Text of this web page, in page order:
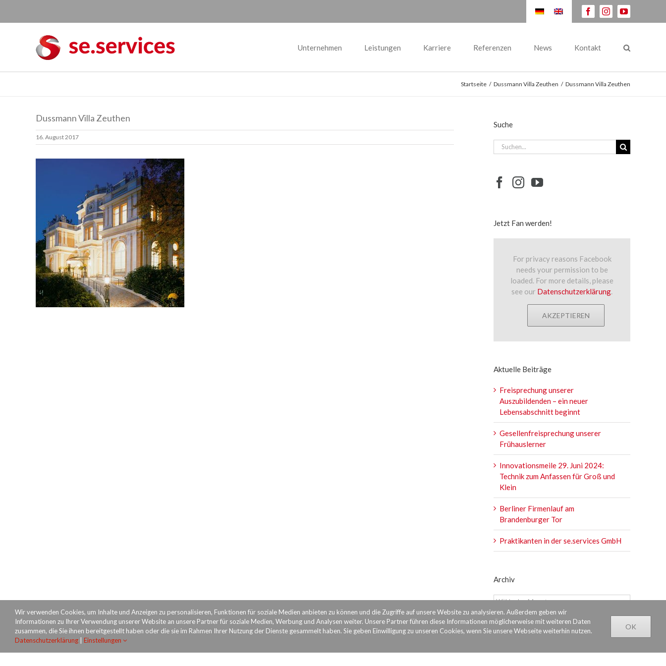
facebookinstagramyoutube
Unternehmen Leistungen Karriere Referenzen News Kontakt
Startseite / Dussmann Villa Zeuthen / Dussmann Villa Zeuthen
Dussmann Villa Zeuthen
16. August 2017
Suche
Suche
nach:
Jetzt Fan werden!
For privacy reasons Facebook
needs your permission to be
loaded. For more details, please
see our Datenschutzerklärung.
AKZEPTIEREN
Aktuelle Beiträge
Freisprechung unserer
Auszubildenden – ein neuer
Lebensabschnitt beginnt
Gesellenfreisprechung unserer
Frühauslerner
Innovationsmeile 29. Juni 2024:
Technik zum Anfassen für Groß und
Klein
Berliner Firmenlauf am
Brandenburger Tor
Praktikanten in der se.services GmbH
Archiv
Archiv
Wir verwenden Cookies, um Inhalte und Anzeigen zu personalisieren, Funktionen für soziale Medien anbieten zu können und die Zugriffe auf unsere Website zu analysieren. Außerdem geben wir
Informationen zu Ihrer Verwendung unserer Website an unsere Partner für soziale Medien, Werbung und Analysen weiter. Unsere Partner führen diese Informationen möglicherweise mit weiteren Daten
zusammen, die Sie ihnen bereitgestellt haben oder die sie im Rahmen Ihrer Nutzung der Dienste gesammelt haben. Sie geben Einwilligung zu unseren Cookies, wenn Sie unsere Webseite weiterhin nutzen.
Datenschutzerklärung
Einstellungen
OK